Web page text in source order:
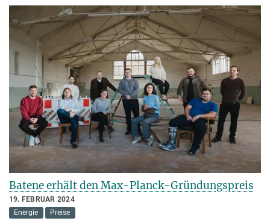
Batene erhält den Max-Planck-Gründungspreis
19. FEBRUAR 2024
Energie
Preise